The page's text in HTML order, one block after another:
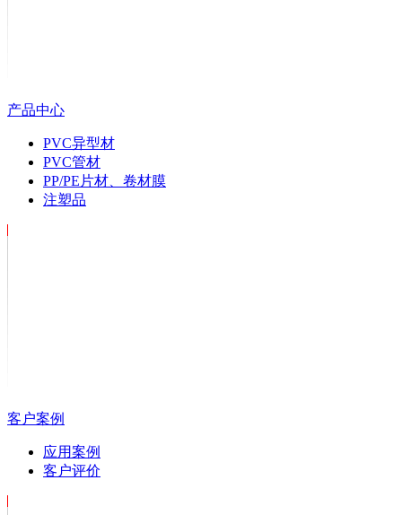
产品中心
PVC异型材
PVC管材
PP/PE片材、卷材膜
注塑品
客户案例
应用案例
客户评价